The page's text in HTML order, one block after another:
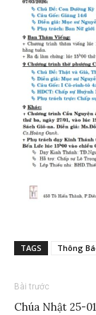
TAGS Thông
Bài trước
Chúa Nhật 25-